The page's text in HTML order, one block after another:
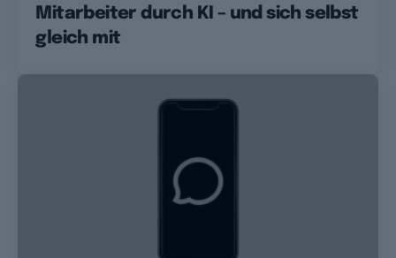
Mitarbeiter durch KI – und sich selbst
gleich mit